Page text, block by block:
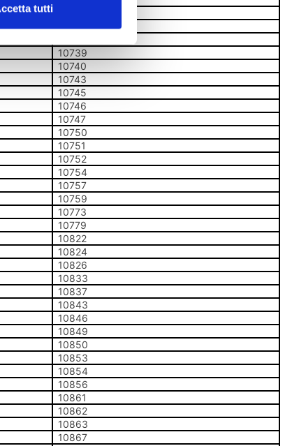
tutti
10737
10739
10740
10743
10745
10746
10747
10750
10751
10752
10754
10757
10759
10773
10779
10822
10824
10826
10833
10837
10843
10846
10849
10850
10853
10854
10856
10861
10862
10863
10867